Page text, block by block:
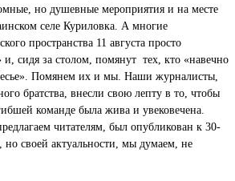
но душевные мероприятия и на месте
селе Куриловка. А многие
пространства 11 августа просто
и, сидя за столом, помянут тех, кто «навечно
Помянем их и мы. Наши журналисты,
братства, внесли свою лепту в то, чтобы
команде была жива и увековечена.
читателям, был опубликован к 30-
но своей актуальности, мы думаем, не